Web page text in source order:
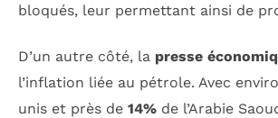
bloqués, leur permettant ainsi de
D’un autre côté, la presse
l’inflation liée au pétrole. Avec
unis et près de 14% de l’Arabie